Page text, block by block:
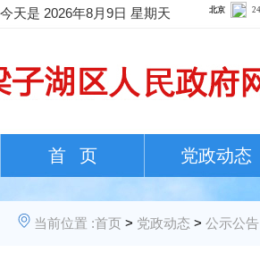
今天是 2026年8月9日 星期天
首 页 党政动态
当前位置 :首页 > 党政动态 > 公示公告